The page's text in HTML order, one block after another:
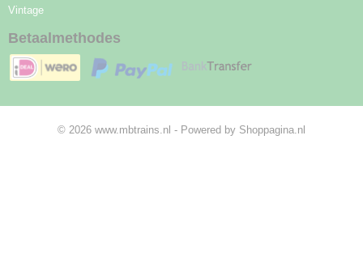
Vintage
Betaalmethodes
© 2026 www.mbtrains.nl - Powered by Shoppagina.nl